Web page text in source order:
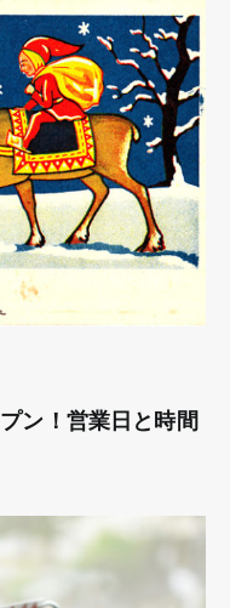
ン！営業日と時間